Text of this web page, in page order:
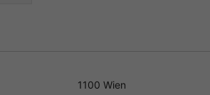
1100 Wien